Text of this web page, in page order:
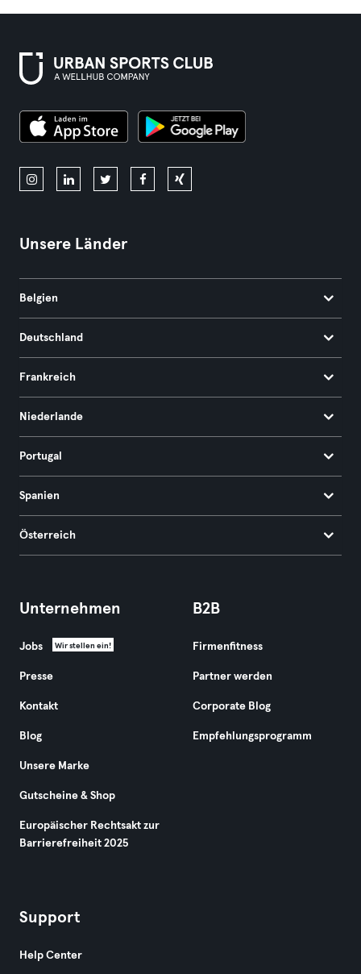
Unsere Länder
Belgien
Deutschland
Frankreich
Niederlande
Portugal
Spanien
Österreich
Unternehmen
Jobs Wir stellen ein!
Presse
Kontakt
Blog
Unsere Marke
Gutscheine & Shop
Europäischer Rechtsakt zur
Barrierefreiheit 2025
B2B
Firmenfitness
Partner werden
Corporate Blog
Empfehlungsprogramm
Support
Help Center